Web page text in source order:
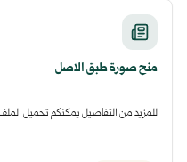
منح صورة طبق الاصل
للمزيد من التفاصيل يمكنكم تحميل